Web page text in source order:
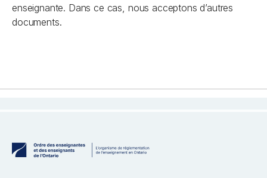
enseignante. Dans ce cas, nous acceptons d’autres
documents.